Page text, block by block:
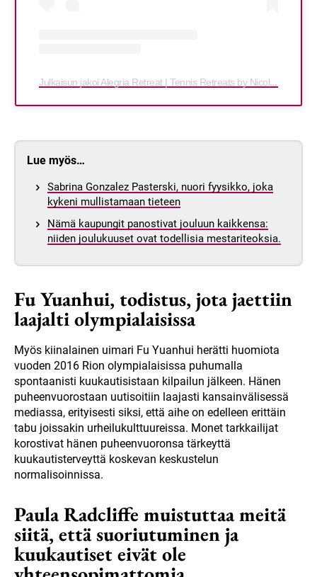
Julkaisun jakoi Alegria Retreat | Tennis Retreats by Nicola 🌺 (@alegriaretreat)
Lue myös…
Sabrina Gonzalez Pasterski, nuori fyysikko, joka
kykeni mullistamaan tieteen
Nämä kaupungit panostivat jouluun kaikkensa:
niiden joulukuuset ovat todellisia mestariteoksia.
Fu Yuanhui, todistus, jota jaettiin
laajalti olympialaisissa
Myös kiinalainen uimari Fu Yuanhui herätti huomiota
vuoden 2016 Rion olympialaisissa puhumalla
spontaanisti kuukautisistaan kilpailun jälkeen. Hänen
puheenvuorostaan uutisoitiin laajasti kansainvälisessä
mediassa, erityisesti siksi, että aihe on edelleen erittäin
tabu joissakin urheilukulttuureissa. Monet tarkkailijat
korostivat hänen puheenvuoronsa tärkeyttä
kuukautisterveyttä koskevan keskustelun
normalisoinnissa.
Paula Radcliffe muistuttaa meitä
siitä, että suoriutuminen ja
kuukautiset eivät ole